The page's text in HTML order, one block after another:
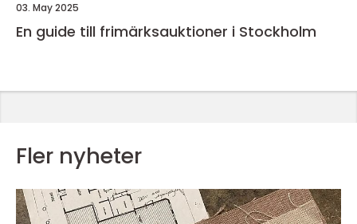
03. May 2025
En guide till frimärksauktioner i Stockholm
Fler nyheter